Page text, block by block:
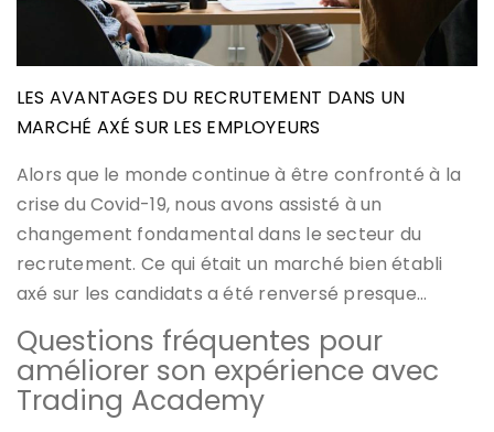
LES AVANTAGES DU RECRUTEMENT DANS UN
MARCHÉ AXÉ SUR LES EMPLOYEURS
Alors que le monde continue à être confronté à la
crise du Covid-19, nous avons assisté à un
changement fondamental dans le secteur du
recrutement. Ce qui était un marché bien établi
axé sur les candidats a été renversé presque…
Questions fréquentes pour
améliorer son expérience avec
Trading Academy